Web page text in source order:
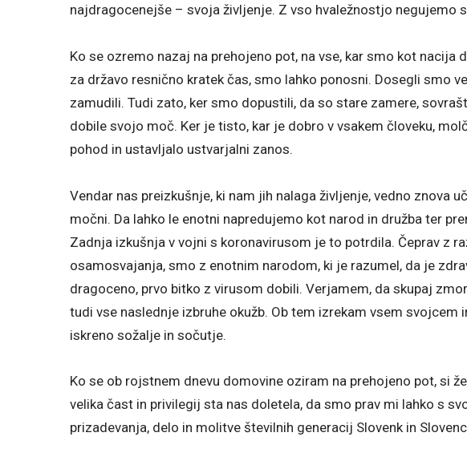
najdragocenejše – svoja življenje. Z vso hvaležnostjo negujemo
Ko se ozremo nazaj na prehojeno pot, na vse, kar smo kot nacija
za državo resnično kratek čas, smo lahko ponosni. Dosegli smo
zamudili. Tudi zato, ker smo dopustili, da so stare zamere,
dobile svojo moč. Ker je tisto, kar je dobro v vsakem človeku,
pohod in ustavljalo ustvarjalni zanos.
Vendar nas preizkušnje, ki nam jih nalaga življenje, vedno znova
močni. Da lahko le enotni napredujemo kot narod in družba ter
Zadnja izkušnja v vojni s koronavirusom je to potrdila. Čeprav z
osamosvajanja, smo z enotnim narodom, ki je razumel, da je
dragoceno, prvo bitko z virusom dobili. Verjamem, da skupaj
tudi vse naslednje izbruhe okužb. Ob tem izrekam vsem
iskreno sožalje in sočutje.
Ko se ob rojstnem dnevu domovine oziram na prehojeno pot, si
velika čast in privilegij sta nas doletela, da smo prav mi lahko s
prizadevanja, delo in molitve številnih generacij Slovenk in